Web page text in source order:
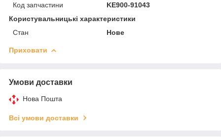
Код запчастини
KE900-91043
Користувальницькі характеристики
Стан
Нове
Приховати
Умови доставки
Нова Пошта
Всі умови доставки